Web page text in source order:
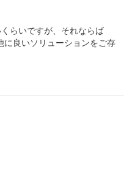
らいですが、それならば
良いソリューションをご存